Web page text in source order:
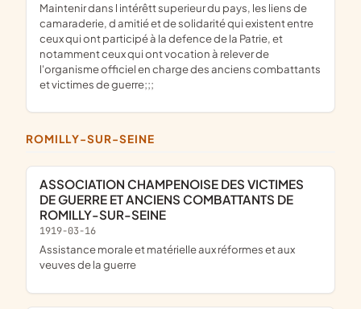
maintenir dans l intérêtt superieur du pays, les liens de
camaraderie, d amitié et de solidarité qui existent entre
ceux qui ont participé à la defence de la Patrie, et
notamment ceux qui ont vocation à relever de
l'organisme officiel en charge des anciens combattants
et victimes de guerre;;;
ROMILLY-SUR-SEINE
ASSOCIATION CHAMPENOISE DES VICTIMES
DE GUERRE ET ANCIENS COMBATTANTS DE
ROMILLY-SUR-SEINE
1919-03-16
assistance morale et matérielle aux réformes et aux
veuves de la guerre